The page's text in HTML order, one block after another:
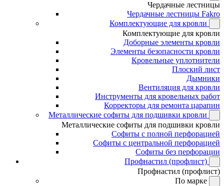
Чердачные лестницы
Чердачные лестницы Fakro
Комплектующие для кровли
Комплектующие для кровли
Доборные элементы кровли
Элементы безопасности кровли
Кровельные уплотнители
Плоский лист
Дымники
Вентиляция для кровли
Инструменты для кровельных работ
Корректоры для ремонта царапин
Металлические софиты для подшивки кровли
Металлические софиты для подшивки кровли
Софиты с полной перфорацией
Софиты с центральной перфорацией
Софиты без перфорации
Профнастил (профлист)
Профнастил (профлист)
По марке